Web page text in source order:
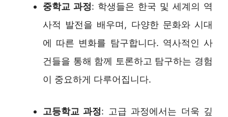
중학교 과정: 학생들은 한국 및 세계의 역
사적 발전을 배우며, 다양한 문화와 시대
에 따른 변화를 탐구합니다. 역사적인 사
건들을 통해 함께 토론하고 탐구하는 경험
이 중요하게 다루어집니다.
고등학교 과정: 고급 과정에서는 더욱 깊